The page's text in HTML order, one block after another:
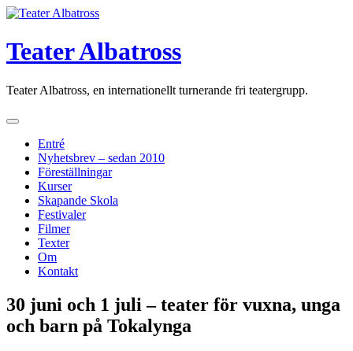
Skip
content
Teater Albatross
Teater Albatross, en internationellt turnerande fri teatergrupp.
Entré
Nyhetsbrev – sedan 2010
Föreställningar
Kurser
Skapande Skola
Festivaler
Filmer
Texter
Om
Kontakt
30 juni och 1 juli – teater för vuxna, unga
och barn på Tokalynga